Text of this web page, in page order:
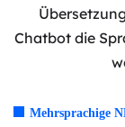
Chatbot die
Mehrsprachige